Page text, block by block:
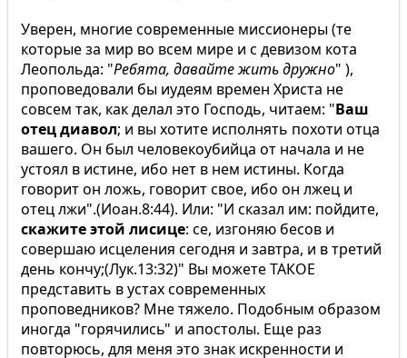
Уверен, многие современные миссионеры (те
которые за мир во всем мире и с девизом кота
Леопольда: "Ребята, давайте жить дружно" ),
проповедовали бы иудеям времен Христа не
совсем так, как делал это Господь, читаем: "Ваш
отец диавол; и вы хотите исполнять похоти отца
вашего. Он был человекоубийца от начала и не
устоял в истине, ибо нет в нем истины. Когда
говорит он ложь, говорит свое, ибо он лжец и
отец лжи".(Иоан.8:44). Или: "И сказал им: пойдите,
скажите этой лисице: се, изгоняю бесов и
совершаю исцеления сегодня и завтра, и в третий
день кончу;(Лук.13:32)" Вы можете ТАКОЕ
представить в устах современных
проповедников? Мне тяжело. Подобным образом
иногда "горячились" и апостолы. Еще раз
повторюсь, для меня это знак искренности и